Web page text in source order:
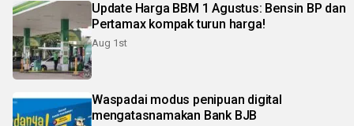
Update Harga BBM 1 Agustus: Bensin BP dan
Pertamax kompak turun harga!
Aug 1st
Waspadai modus penipuan digital
mengatasnamakan Bank BJB